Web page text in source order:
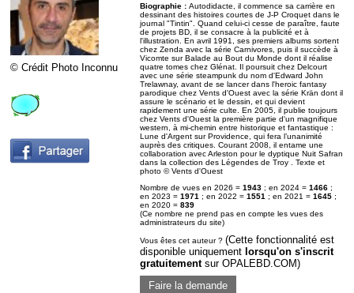
© Crédit Photo Inconnu
Biographie : Autodidacte, il commence sa carrière en
dessinant des histoires courtes de J-P Croquet dans le
journal "Tintin". Quand celui-ci cesse de paraître, faute
de projets BD, il se consacre à la publicité et à
l'illustration. En avril 1991, ses premiers albums sortent
chez Zenda avec la série Carnivores, puis il succède à
Vicomte sur Balade au Bout du Monde dont il réalise
quatre tomes chez Glénat. Il poursuit chez Delcourt
avec une série steampunk du nom d'Edward John
Trelawnay, avant de se lancer dans l'heroic fantasy
parodique chez Vents d'Ouest avec la série Krän dont il
assure le scénario et le dessin, et qui devient
rapidement une série culte. En 2005, il publie toujours
chez Vents d'Ouest la première partie d'un magnifique
western, à mi-chemin entre historique et fantastique :
Lune d'Argent sur Providence, qui fera l’unanimité
auprès des critiques. Courant 2008, il entame une
collaboration avec Arleston pour le dyptique Nuit Safran
dans la collection des Légendes de Troy . Texte et
photo © Vents d'Ouest
Nombre de vues en 2026 = 1943 ; en 2024 = 1466 ;
en 2023 = 1971 ; en 2022 = 1551 ; en 2021 = 1645 ;
en 2020 = 839
(Ce nombre ne prend pas en compte les vues des
administrateurs du site)
Vous êtes cet auteur ? (Cette fonctionnalité est
disponible uniquement lorsqu'on s'inscrit
gratuitementsur OPALEBD.COM)
Faire la demande